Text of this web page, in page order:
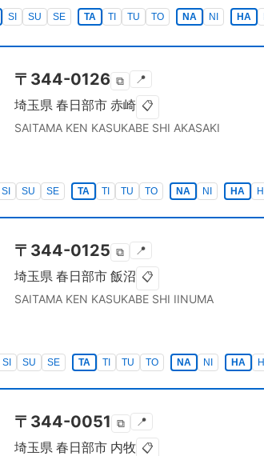
SI SU SE TA TI TU TO NA NI HA
〒 344-0126 ⧉ 📍
埼玉県 春日部市 赤崎 📋
SAITAMA KEN KASUKABE SHI AKASAKI
SI SU SE TA TI TU TO NA NI HA HI
〒 344-0125 ⧉ 📍
埼玉県 春日部市 飯沼 📋
SAITAMA KEN KASUKABE SHI IINUMA
SI SU SE TA TI TU TO NA NI HA HI
〒 344-0051 ⧉ 📍
埼玉県 春日部市 内牧 📋